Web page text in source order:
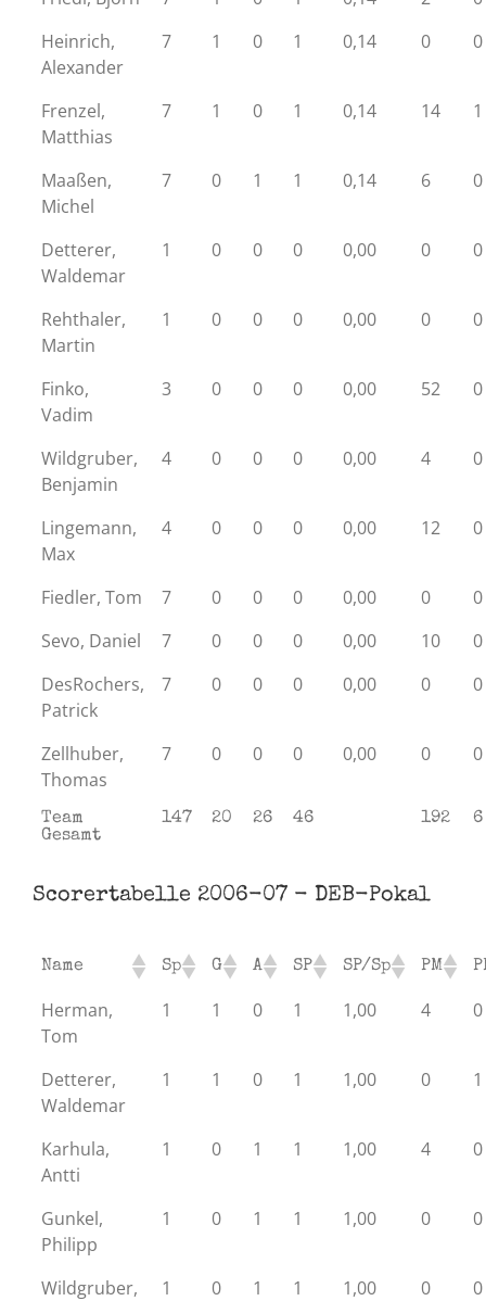
Heinrich,
Alexander
7 1 0 1 0,14 0 0
Frenzel,
Matthias
7 1 0 1 0,14 14 1
Maaßen,
Michel
7 0 1 1 0,14 6 0
Detterer,
Waldemar
1 0 0 0 0,00 0 0
Rehthaler,
Martin
1 0 0 0 0,00 0 0
Finko,
Vadim
3 0 0 0 0,00 52 0
Wildgruber,
Benjamin
4 0 0 0 0,00 4 0
Lingemann,
Max
4 0 0 0 0,00 12 0
Fiedler, Tom 7 0 0 0 0,00 0
0
Sevo, Daniel
7 0 0 0 0,00 10
0
DesRochers,
Patrick
7 0 0 0 0,00 0 0
Zellhuber,
Thomas
7 0 0 0 0,00 0 0
Team
Gesamt
147 20 26 46 192 6
Scorertabelle 2006-07 - DEB-Pokal
Name Sp G A SP SP/Sp PM
Herman,
Tom
1 1 0 1 1,00 4 0
Detterer,
Waldemar
1 1 0 1 1,00 0 1
Karhula,
Antti
1 0 1 1 1,00 4 0
Gunkel,
Philipp
1 0 1 1 1,00 0 0
Wildgruber,
1 0 1 1 1,00 0 0